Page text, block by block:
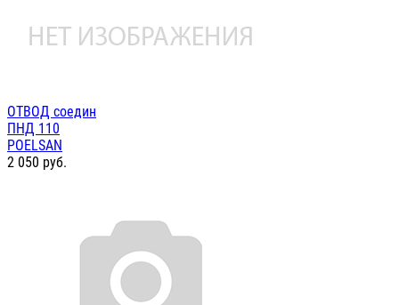
ОТВОД соедин
ПНД 110
POELSAN
2 050 руб.